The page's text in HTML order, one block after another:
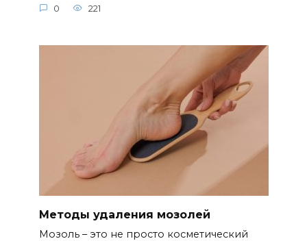
0 221
Методы удаления мозолей
Мозоль – это не просто косметический